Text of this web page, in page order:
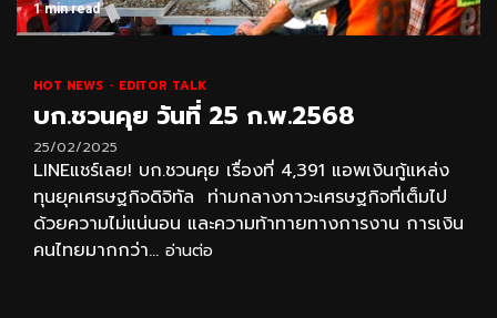
1 min read
HOT NEWS EDITOR TALK
บก.ชวนคุย วันที่ 25 ก.พ.2568
25/02/2025
LINEแชร์เลย! บก.ชวนคุย เรื่องที่ 4,391 แอพเงินกู้แหล่ง
ทุนยุคเศรษฐกิจดิจิทัล ท่ามกลางภาวะเศรษฐกิจที่เต็มไป
ด้วยความไม่แน่นอน และความท้าทายทางการงาน การเงิน
คนไทยมากกว่า... อ่านต่อ